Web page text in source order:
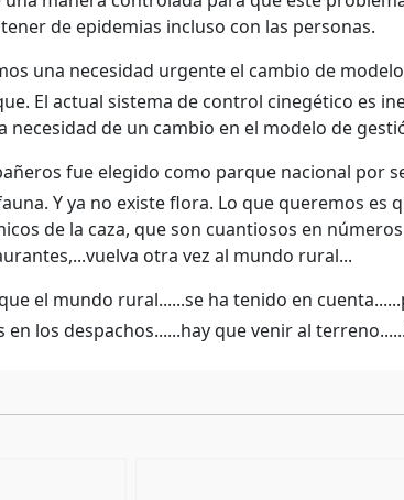
de epidemias incluso con las personas.
una necesidad urgente el cambio de
El actual sistema de control cinegético es
necesidad de un cambio en el modelo de
fue elegido como parque nacional por
Y ya no existe flora. Lo que queremos es
de la caza, que son cuantiosos en
otra vez al mundo rural...
el mundo rural......se ha tenido en
los despachos......hay que venir al